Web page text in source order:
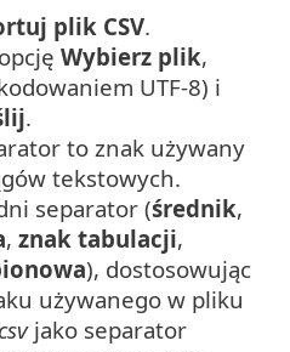
plik CSV.
Wybierz plik,
UTF-8) i
.
to znak używany
tekstowych.
separator (średnik,
, znak tabulacji,
), dostosowując
używanego w pliku
jako separator